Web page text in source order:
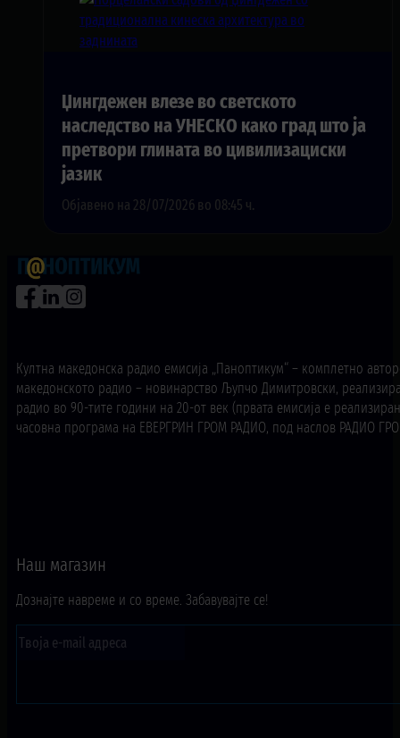
Џингдежен влезе во светското
наследство на УНЕСКО како град што ја
претвори глината во цивилизациски
јазик
Објавено на 28/07/2026 во 08:45 ч.
Култна македонска радио емисија „Паноптикум“ – комплетно
македонското радио – новинарство Љупчо Димитровски,
радио во 90-тите години на 20-от век (првата емисија е
часовна програма на ЕВЕРГРИН ГРОМ РАДИО, под наслов РАДИО
Наш магазин
Дознајте навреме и со време. Забавувајте се!